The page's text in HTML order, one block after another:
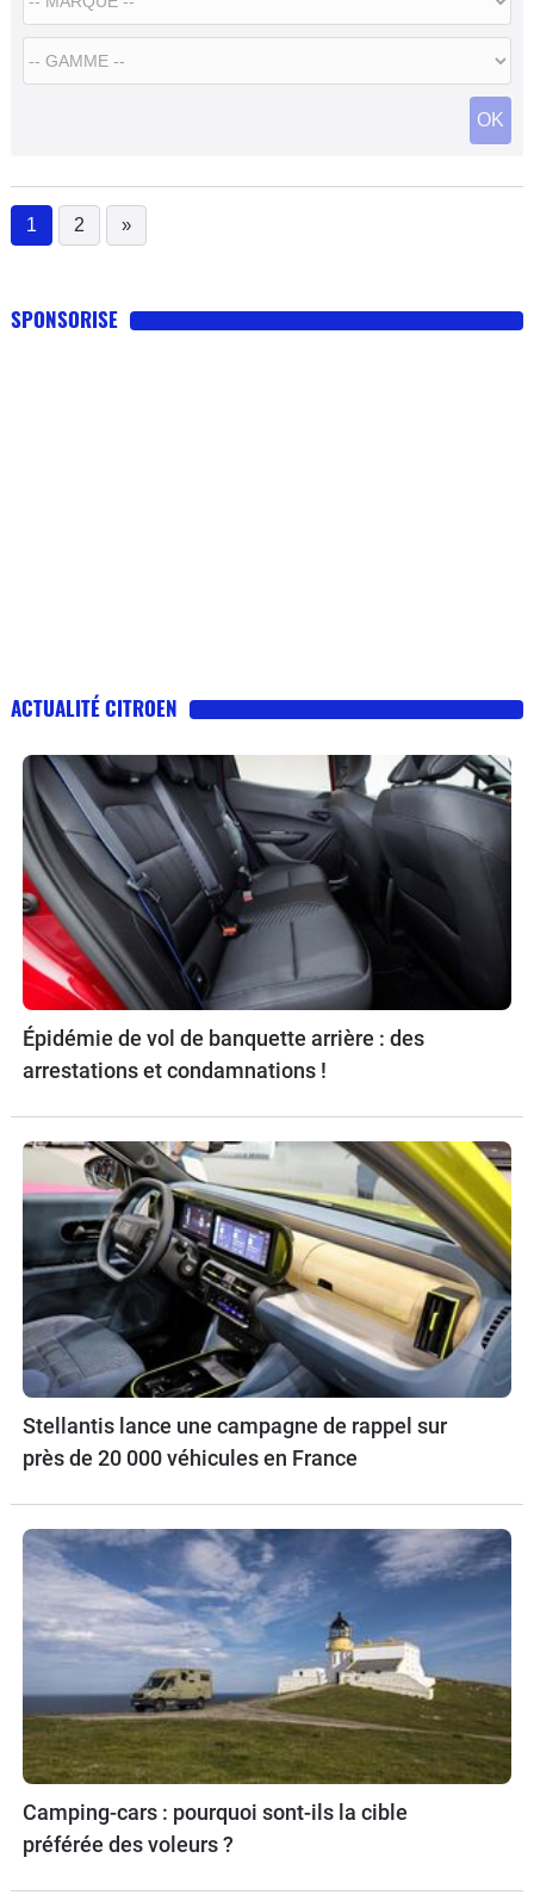
OK
1
(current)
2 »
SPONSORISE
ACTUALITÉ CITROEN
Épidémie de vol de banquette arrière : des
arrestations et condamnations !
Stellantis lance une campagne de rappel sur
près de 20 000 véhicules en France
Camping-cars : pourquoi sont-ils la cible
préférée des voleurs ?